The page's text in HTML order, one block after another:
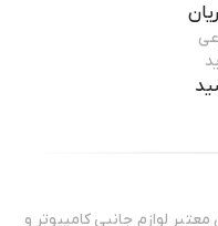
لوازم جانبی کامپیوتر و